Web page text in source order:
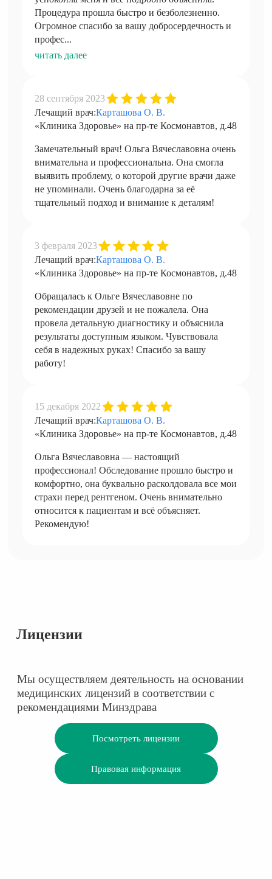
Процедура прошла быстро и безболезненно.
Огромное спасибо за вашу добросердечность и
профес...
читать далее
28 сентября 2023
Лечащий врач:Карташова О. В.
«Клиника Здоровье» на пр-те Космонавтов, д.48
Замечательный врач! Ольга Вячеславовна очень
внимательна и профессиональна. Она смогла
выявить проблему, о которой другие врачи даже
не упоминали. Очень благодарна за её
тщательный подход и внимание к деталям!
3 февраля 2023
Лечащий врач:Карташова О. В.
«Клиника Здоровье» на пр-те Космонавтов, д.48
Обращалась к Ольге Вячеславовне по
рекомендации друзей и не пожалела. Она
провела детальную диагностику и объяснила
результаты доступным языком. Чувствовала
себя в надежных руках! Спасибо за вашу
работу!
15 декабря 2022
Лечащий врач:Карташова О. В.
«Клиника Здоровье» на пр-те Космонавтов, д.48
Ольга Вячеславовна — настоящий
профессионал! Обследование прошло быстро и
комфортно, она буквально расколдовала все мои
страхи перед рентгеном. Очень внимательно
относится к пациентам и всё объясняет.
Рекомендую!
Лицензии
Мы осуществляем деятельность на основании
медицинских лицензий в соответствии с
рекомендациями Минздрава
Посмотреть лицензии
Правовая информация